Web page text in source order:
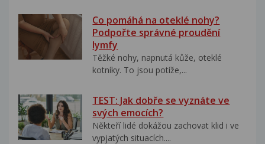
Co pomáhá na oteklé nohy?
Podpořte správné proudění
lymfy
Těžké nohy, napnutá kůže, oteklé
kotníky. To jsou potíže,...
TEST: Jak dobře se vyznáte ve
svých emocích?
Někteří lidé dokážou zachovat klid i ve
vypjatých situacích....